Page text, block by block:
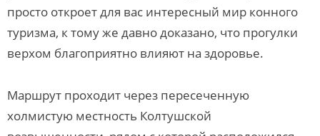
просто откроет для вас интересный мир конного
туризма, к тому же давно доказано, что прогулки
верхом благоприятно влияют на здоровье.
Маршрут проходит через пересеченную
холмистую местность Колтушской